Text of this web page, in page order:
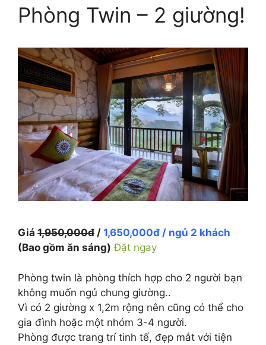
Phòng Twin – 2 giường!
Giá 1,950,000đ / 1,650,000đ / ngủ 2 khách
(Bao gồm ăn sáng) Đặt ngay
Phòng twin là phòng thích hợp cho 2 người bạn
không muốn ngủ chung giường..
Vì có 2 giường x 1,2m rộng nên cũng có thể cho
gia đình hoặc một nhóm 3-4 người.
Phòng được trang trí tinh tế, đẹp mắt với tiện